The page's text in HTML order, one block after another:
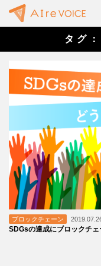
タグ
ブロックチェーン
SDGsの達成にブロックチ